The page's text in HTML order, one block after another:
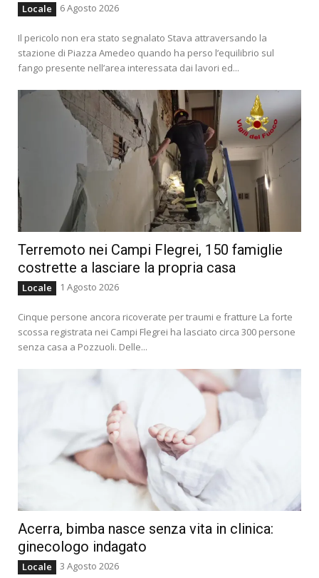
Locale 6 Agosto 2026
Il pericolo non era stato segnalato Stava attraversando la
stazione di Piazza Amedeo quando ha perso l’equilibrio sul
fango presente nell’area interessata dai lavori ed...
Terremoto nei Campi Flegrei, 150 famiglie
costrette a lasciare la propria casa
Locale 1 Agosto 2026
Cinque persone ancora ricoverate per traumi e fratture La forte
scossa registrata nei Campi Flegrei ha lasciato circa 300 persone
senza casa a Pozzuoli. Delle...
Acerra, bimba nasce senza vita in clinica:
ginecologo indagato
Locale 3 Agosto 2026